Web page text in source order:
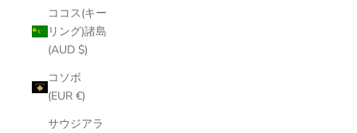
ココス(キー
リング)諸島
(AUD $)
コソボ
(EUR €)
サウジアラ